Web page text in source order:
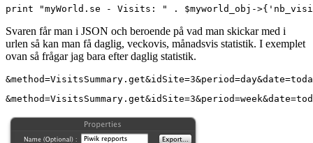
Svaren får man i JSON och beroende på vad man skickar med i
urlen så kan man få daglig, veckovis, månadsvis statistik. I exemplet
ovan så frågar jag bara efter daglig statistik.